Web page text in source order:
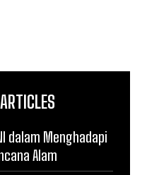
dalam Menghadapi
Alam